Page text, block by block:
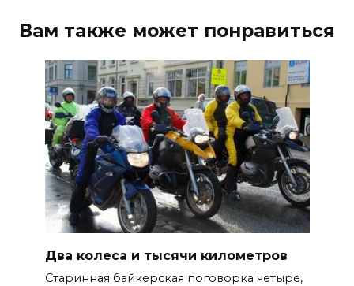
Вам также может понравиться
Два колеса и тысячи километров
Старинная байкерская поговорка четыре,